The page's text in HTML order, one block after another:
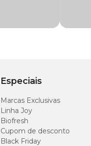
32 cm
38 cm
Especiais
Marcas Exclusivas
Linha Joy
Biofresh
Cupom de desconto
Black Friday